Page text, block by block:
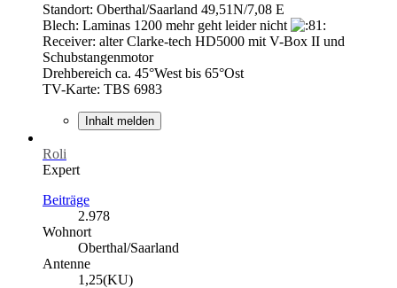
Standort: Oberthal/Saarland 49,51N/7,08 E
Blech: Laminas 1200 mehr geht leider nicht
Receiver: alter Clarke-tech HD5000 mit V-Box II und
Schubstangenmotor
Drehbereich ca. 45°West bis 65°Ost
TV-Karte: TBS 6983
Inhalt melden
Roli
Expert
Beiträge
2.978
Wohnort
Oberthal/Saarland
Antenne
1,25(KU)